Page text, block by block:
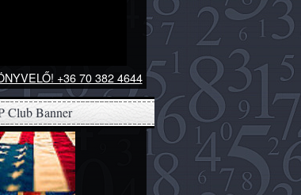
+36 70 382 4644
Club Banner